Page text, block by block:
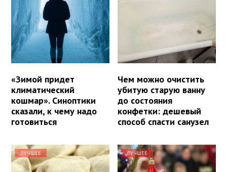
«Зимой придет
климатический
кошмар». Синоптики
сказали, к чему надо
готовиться
Чем можно очистить
убитую старую ванну
до состояния
конфетки: дешевый
способ спасти санузел
ЛУЧШЕЕ ЛУЧШЕЕ